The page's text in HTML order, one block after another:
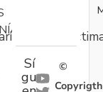
Sí
gu
©
Copyrigth